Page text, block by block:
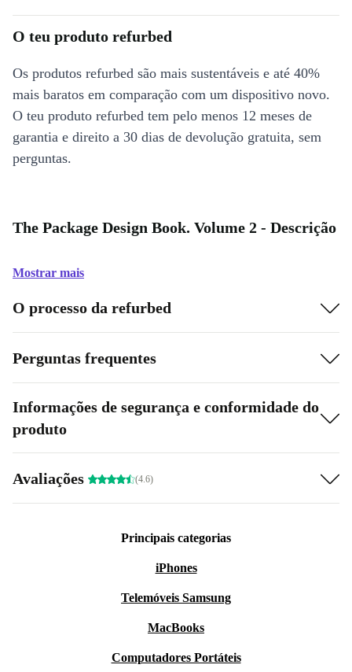
O teu produto refurbed
Os produtos refurbed são mais sustentáveis e até 40%
mais baratos em comparação com um dispositivo novo.
O teu produto refurbed tem pelo menos 12 meses de
garantia e direito a 30 dias de devolução gratuita, sem
perguntas.
The Package Design Book. Volume 2 - Descrição
Mostrar mais
O processo da refurbed
Perguntas frequentes
Informações de segurança e conformidade do
produto
Avaliações (4.6)
Principais categorias
iPhones
Telemóveis Samsung
MacBooks
Computadores Portáteis